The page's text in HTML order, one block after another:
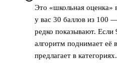
Это «школьная оценка»
у вас 30 баллов из 100
редко показывают.
алгоритм поднимает её
предлагает в категориях.